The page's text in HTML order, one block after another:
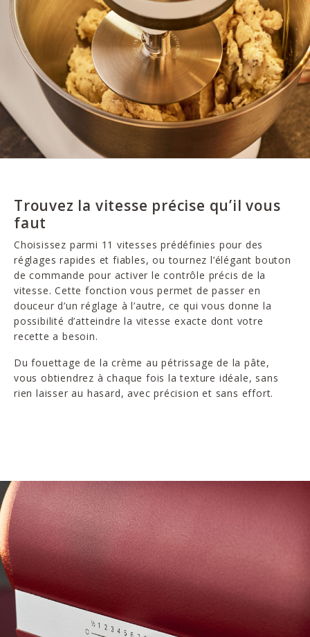
Trouvez la vitesse précise qu’il vous
faut
Choisissez parmi 11 vitesses prédéfinies pour des
réglages rapides et fiables, ou tournez l’élégant bouton
de commande pour activer le contrôle précis de la
vitesse. Cette fonction vous permet de passer en
douceur d’un réglage à l’autre, ce qui vous donne la
possibilité d’atteindre la vitesse exacte dont votre
recette a besoin.
Du fouettage de la crème au pétrissage de la pâte,
vous obtiendrez à chaque fois la texture idéale, sans
rien laisser au hasard, avec précision et sans effort.